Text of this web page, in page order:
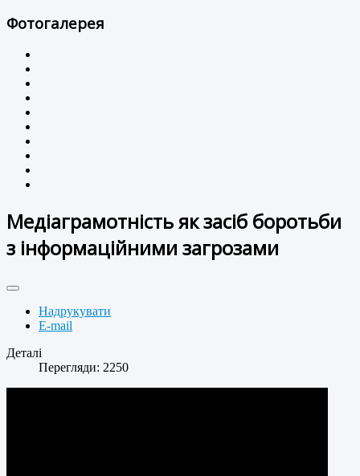
Фотогалерея
Медіаграмотність як засіб боротьби
з інформаційними загрозами
Надрукувати
E-mail
Деталі
Перегляди: 2250